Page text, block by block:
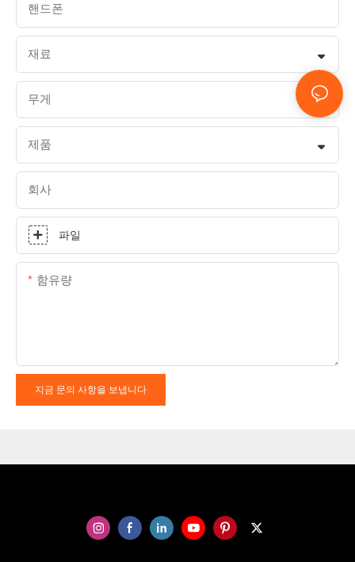
핸드폰
재료
무게
제품
회사
파일
함유량
지금 문의 사항을 보냅니다